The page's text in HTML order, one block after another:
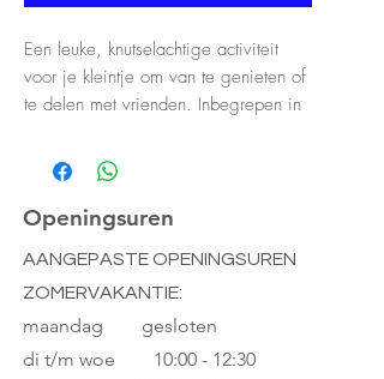
Een leuke, knutselachtige activiteit
voor je kleintje om van te genieten of
te delen met vrienden. Inbegrepen in
mozaïekstickers om je
jungledierenmaskers te versieren en te
laten schitteren. Fantastisch als
verschillende maskers om te versieren,
zodat elk kind er zelf een kan hebben.
Aanbevolen voor kinderen vanaf 4
Openingsuren
AANGEPASTE OPENINGSUREN
ZOMERVAKANTIE:
maandag gesloten
di t/m woe 10:00 - 12:30